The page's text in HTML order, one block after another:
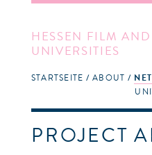
HESSEN FILM
UNIVERSITIES
STARTSEITE ABOUT
PROJECT